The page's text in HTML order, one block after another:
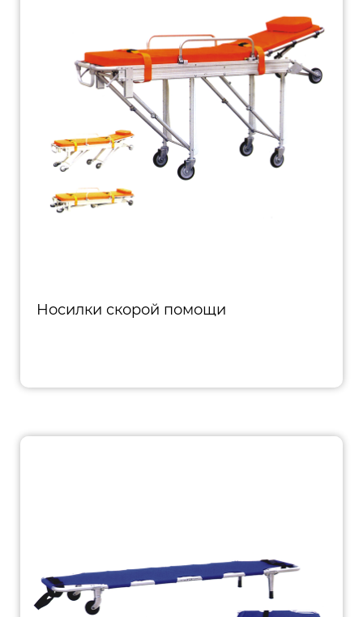
Носилки скорой помощи